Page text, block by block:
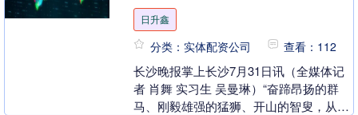
日升鑫
分类：实体配资公司 查看：112
长沙晚报掌上长沙7月31日讯（全媒体记
者 肖舞 实习生 吴曼琳）“奋蹄昂扬的群
马、刚毅雄强的猛狮、开山的智叟，从来